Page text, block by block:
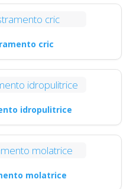
cric
idropulitrice
molatrice